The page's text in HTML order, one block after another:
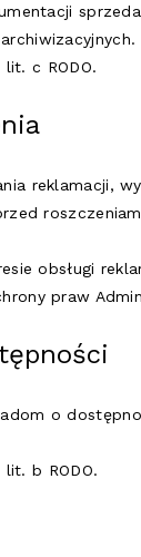
c RODO.
reklamacji,
obsługi
praw
o
b RODO.